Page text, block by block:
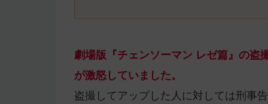
劇場版『チェンソーマン レゼ篇』の盗
が激怒していました。
盗撮してアップした人に対しては刑事